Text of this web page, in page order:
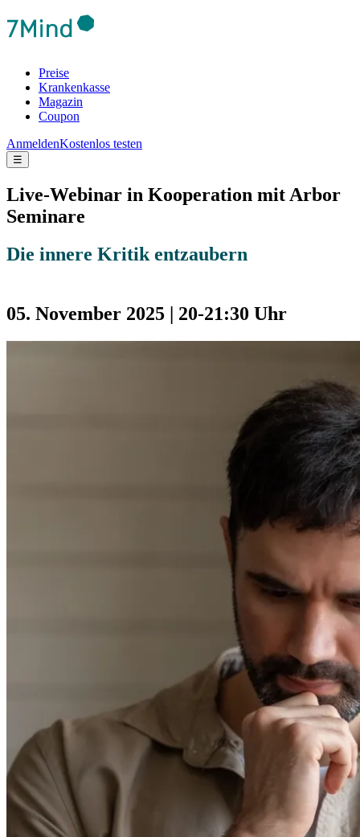
Preise
Krankenkasse
Magazin
Coupon
AnmeldenKostenlos testen
☰
Live-Webinar in Kooperation mit Arbor
Seminare
Die innere Kritik entzaubern
05. November 2025 | 20-21:30 Uhr